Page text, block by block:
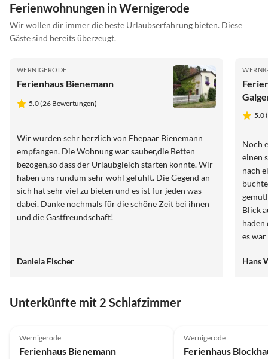
Ferienwohnungen in Wernigerode
Wir wollen dir immer die beste Urlaubserfahrung bieten. Diese
Gäste sind bereits überzeugt.
WERNIGERODE
Ferienhaus Bienemann
5.0 (26 Bewertungen)
Wir wurden sehr herzlich von Ehepaar Bienemann
empfangen. Die Wohnung war sauber,die Betten
bezogen,so dass der Urlaubgleich starten konnte. Wir
haben uns rundum sehr wohl gefühlt. Die Gegend an
sich hat sehr viel zu bieten und es ist für jeden was
dabei. Danke nochmals für die schöne Zeit bei ihnen
und die Gastfreundschaft!
Daniela Fischer
5.0
Noch
einen
nach
buchten
Blick
haden
es war
Hans
Unterkünfte mit 2 Schlafzimmer
Wernigerode
Ferienhaus Bienemann
Wernigerode
Ferienhaus